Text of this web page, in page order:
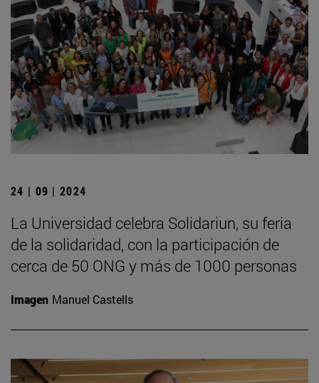
24 | 09 | 2024
La Universidad celebra Solidariun, su feria
de la solidaridad, con la participación de
cerca de 50 ONG y más de 1000 personas
Imagen Manuel Castells